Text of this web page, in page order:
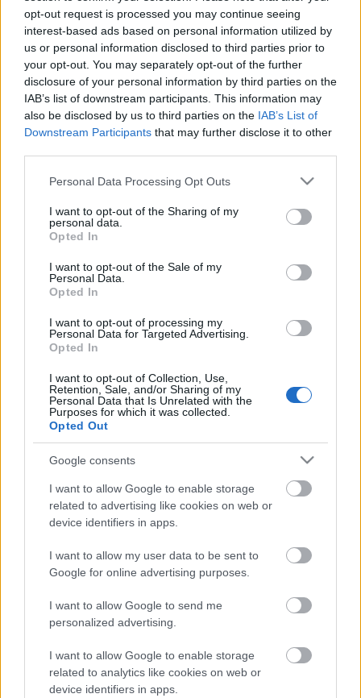
opt-out request is processed you may continue seeing
interest-based ads based on personal information utilized by
us or personal information disclosed to third parties prior to
your opt-out. You may separately opt-out of the further
disclosure of your personal information by third parties on the
IAB’s list of downstream participants. This information may
also be disclosed by us to third parties on the IAB’s List of
Downstream Participants that may further disclose it to other
Please note that this website/app uses one or more Google
not limited to your visit or usage behaviour. You may click to
grant or deny consent to Google and its third-party tags to
use your data for below specified purposes in below Google
consent section.
Personal Data Processing Opt Outs
I want to opt-out of the Sharing of my
personal data.
Opted In
I want to opt-out of the Sale of my
Personal Data.
Opted In
I want to opt-out of processing my
Personal Data for Targeted Advertising.
Opted In
I want to opt-out of Collection, Use,
Retention, Sale, and/or Sharing of my
Personal Data that Is Unrelated with the
Purposes for which it was collected.
Opted Out
Google consents
I want to allow Google to enable storage
related to advertising like cookies on web or
device identifiers in apps.
I want to allow my user data to be sent to
Google for online advertising purposes.
I want to allow Google to send me
personalized advertising.
I want to allow Google to enable storage
related to analytics like cookies on web or
device identifiers in apps.
maraton a Lelki Egészség Világnapja alkalmából szervezett
rendezvénysorozat felvezető eseménye. Az eseményt többek
között a Magyar Pszichiátriai Társaság, a Magyar Alzheimer
Társaság és a Magyar Vöröskereszt támogatta.
Kovács Emese a Budapest Art Brut Galéria igazgatója jó munkát
kívánt az alkotóknak. Az elkövetkező 24 óra alatt, a 156
regisztrált résztvevő 257 festményt és rajzot készített. Minden
munkatársai és önkéntesei segítették az alkotókat, akik számára
minden, a művészi munkához szükséges eszközt biztosítottak a
A Psychart24 művészeti maratonon készült alkotásokból
lesz a Budapest Art Brut Galériában (Kőbányai út 22., bejutás a
Könyves Kálmán körút felől). További információk és
rendezvényen készült fotók a
www.artbrut.hu oldalakon.
Gémesi Gábor
Címkék: pszichiátria művészet art brut psychart24
Ajánlott bejegyzések: